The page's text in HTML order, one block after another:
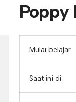
Poppy
Mulai belajar
Saat ini di